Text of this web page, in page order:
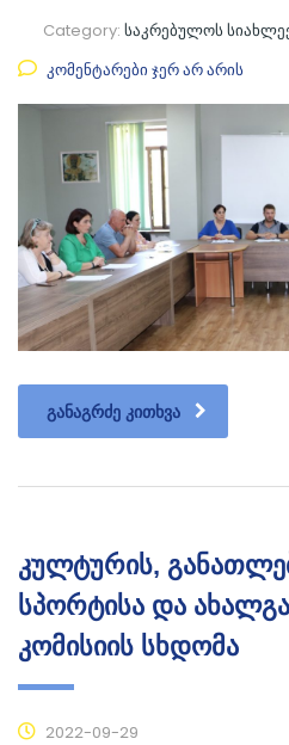
Category: საკრებულოს
კომენტარები ჯერ არ არის
ᲒᲐᲜᲐᲒᲠᲫᲔ ᲙᲘᲗᲮᲕᲐ
კულტურის,
სპორტისა და
კომისიის სხდომა
2022-09-29